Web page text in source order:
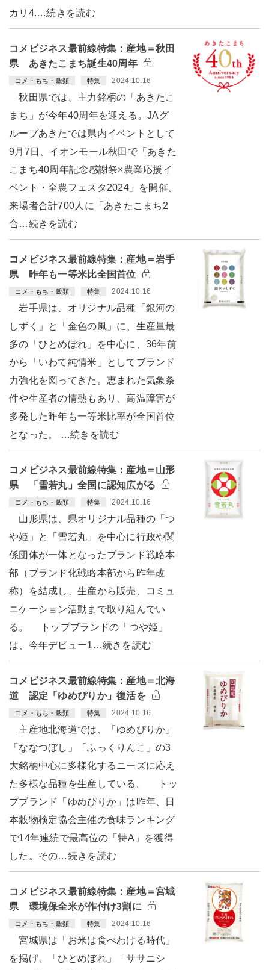
カリ4.…続きを読む
コメビジネス最前線特集：産地＝秋田
県 あきたこまち誕生40周年
コメ・もち・穀類 特集 2024.10.16
秋田県では、主力銘柄の「あきたこ
まち」が今年40周年を迎える。JAグ
ループあきたでは県内イベントとして
9月7日、イオンモール秋田で「あきた
こまち40周年記念感謝祭×農業応援イ
ベント・全農フェスタ2024」を開催。
来場者合計700人に「あきたこまち2
合…続きを読む
コメビジネス最前線特集：産地＝岩手
県 昨年も一等米比全国首位
コメ・もち・穀類 特集 2024.10.16
岩手県は、オリジナル品種「銀河の
しずく」と「金色の風」に、生産量最
多の「ひとめぼれ」を中心に、36年前
から「いわて純情米」としてブランド
力強化を図ってきた。恵まれた気象条
件や生産者の情熱もあり、高温障害が
多発した昨年も一等米比率が全国首位
となった。 …続きを読む
コメビジネス最前線特集：産地＝山形
県 「雪若丸」全国に認知広がる
コメ・もち・穀類 特集 2024.10.16
山形県は、県オリジナル品種の「つ
や姫」と「雪若丸」を中心に行政や関
係団体が一体となったブランド戦略本
部（ブランド化戦略本部から昨年改
称）を結成し、生産から販売、コミュ
ニケーション活動まで取り組んでい
る。 トップブランドの「つや姫」
は、今年デビュー1…続きを読む
コメビジネス最前線特集：産地＝北海
道 認定「ゆめぴりか」復活を
コメ・もち・穀類 特集 2024.10.16
主産地北海道では、「ゆめぴりか」
「ななつぼし」「ふっくりんこ」の3
大銘柄中心に多様化するニーズに応え
た多様な品種を生産している。 トッ
プブランド「ゆめぴりか」は昨年、日
本穀物検定協会主催の食味ランキング
で14年連続で最高位の「特A」を獲得
した。その…続きを読む
コメビジネス最前線特集：産地＝宮城
県 環境保全米が作付け3割に
コメ・もち・穀類 特集 2024.10.16
宮城県は「お米は食べわける時代」
を掲げ、「ひとめぼれ」「ササニシ